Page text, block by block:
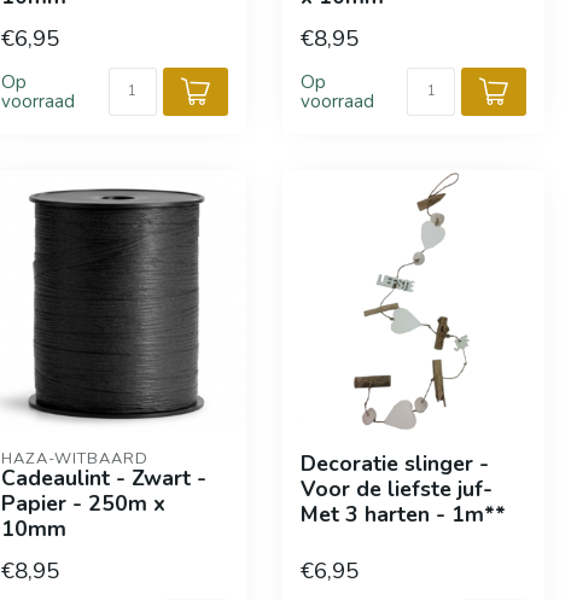
€6,95
Op
voorraad
€8,95
Op
voorraad
HAZA-WITBAARD
Cadeaulint - Zwart -
Papier - 250m x
10mm
€8,95
Decoratie slinger -
Voor de liefste juf-
Met 3 harten - 1m**
€6,95